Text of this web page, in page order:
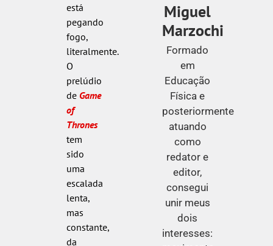
está
pegando
fogo,
literalmente.
O
prelúdio
de Game
of
Thrones
tem
sido
uma
escalada
lenta,
mas
constante,
da
Miguel
Marzochi
Formado
em
Educação
Física e
posteriormente
atuando
como
redator e
editor,
consegui
unir meus
dois
interesses: